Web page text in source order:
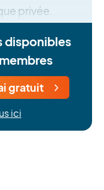
privée.
disponibles
gratuit
ici